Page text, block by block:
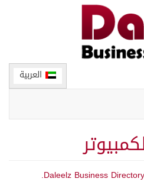
العربية
Daleelz Business